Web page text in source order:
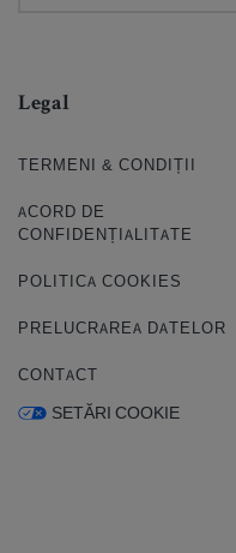
Legal
TERMENI & CONDIȚII
ACORD DE
CONFIDENȚIALITATE
POLITICA COOKIES
PRELUCRAREA DATELOR
CONTACT
SETĂRI COOKIE